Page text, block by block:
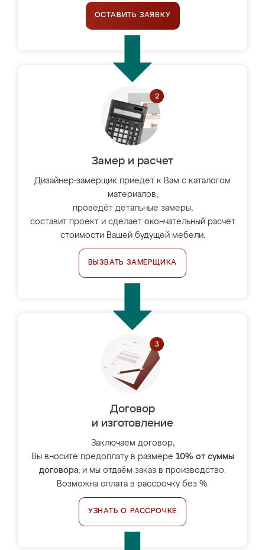
ОСТАВИТЬ ЗАЯВКУ
Замер и расчет
Дизайнер-замерщик приедет к Вам с каталогом
материалов,
проведёт детальные замеры,
составит проект и сделает окончательный расчёт
стоимости Вашей будущей мебели.
ВЫЗВАТЬ ЗАМЕРЩИКА
Договор
и изготовление
Заключаем договор,
Вы вносите предоплату в размере 10% от суммы
договора, и мы отдаём заказ в производство.
Возможна оплата в рассрочку без %.
УЗНАТЬ О РАССРОЧКЕ